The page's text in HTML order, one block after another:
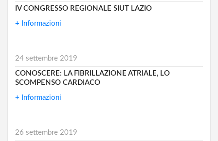
IV CONGRESSO REGIONALE SIUT LAZIO
+ Informazioni
24 settembre 2019
CONOSCERE: LA FIBRILLAZIONE ATRIALE, LO
SCOMPENSO CARDIACO
+ Informazioni
26 settembre 2019